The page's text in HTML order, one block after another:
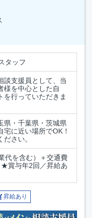
タッフ
談支援員として、当
様を中心とした自
を行っていただきま
県・千葉県・茨城県
に近い場所でOK！
さい。
代を含む）＋交通費
賞与年2回／昇給あ
昇給あり